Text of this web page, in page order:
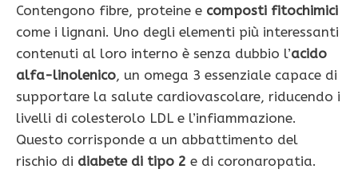
Contengono fibre, proteine e composti fitochimici
come i lignani. Uno degli elementi più interessanti
contenuti al loro interno è senza dubbio l’acido
alfa-linolenico, un omega 3 essenziale capace di
supportare la salute cardiovascolare, riducendo i
livelli di colesterolo LDL e l’infiammazione.
Questo corrisponde a un abbattimento del
rischio di diabete di tipo 2 e di coronaropatia.